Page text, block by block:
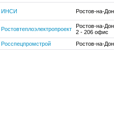
ИНСИ Ростов-на-
Ростовтеплоэлектропроект
Ростов-на-
2 - 206 офис
Росспецпромстрой
Ростов-на-